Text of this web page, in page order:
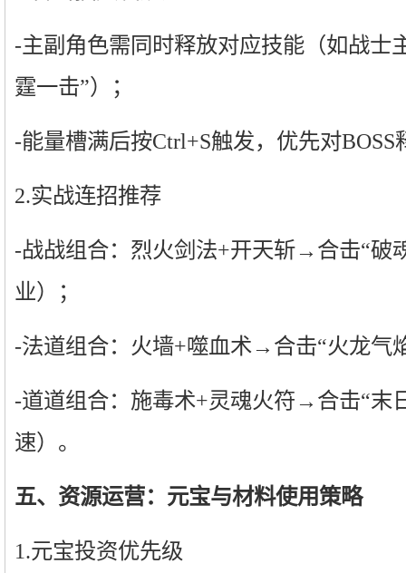
-主副角色需同时释放对应技能（如战士
霆一击”）；
-能量槽满后按Ctrl+S触发，优先对BOSS
2.实战连招推荐
-战战组合：烈火剑法+开天斩→合击“破
业）；
-法道组合：火墙+噬血术→合击“火龙气
-道道组合：施毒术+灵魂火符→合击“末
速）。
五、资源运营：元宝与材料使用策略
1.元宝投资优先级